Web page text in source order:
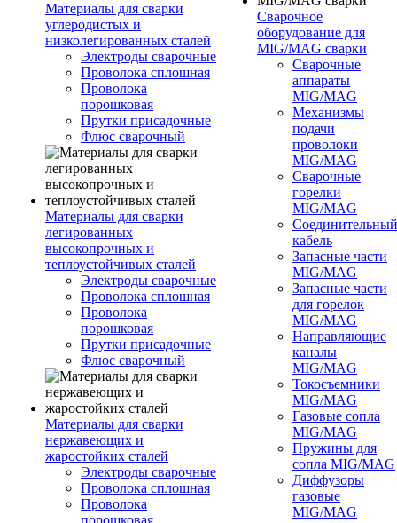
Материалы для сварки
углеродистых и
низколегированных сталей
Электроды сварочные
Проволока сплошная
Проволока
порошковая
Прутки присадочные
Флюс сварочный
Материалы для сварки
легированных
высокопрочных и
теплоустойчивых сталей
Электроды сварочные
Проволока сплошная
Проволока
порошковая
Прутки присадочные
Флюс сварочный
Материалы для сварки
нержавеющих и
жаростойких сталей
Электроды сварочные
Проволока сплошная
Проволока
порошковая
Сварочное
оборудование для
MIG/MAG сварки
Сварочные
аппараты
MIG/MAG
Механизмы
подачи
проволоки
MIG/MAG
Сварочные
горелки
MIG/MAG
Соединительный
кабель
Запасные части
MIG/MAG
Запасные части
для горелок
MIG/MAG
Направляющие
каналы
MIG/MAG
Токосъемники
MIG/MAG
Газовые сопла
MIG/MAG
Пружины для
сопла MIG/MAG
Диффузоры
газовые
MIG/MAG